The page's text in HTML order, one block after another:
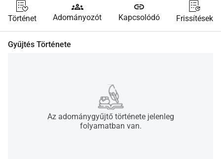
Történet
groups
Adományozót
link
Kapcsolódó Frissítések
Gyűjtés Története
Az adománygyűjtő története jelenleg
folyamatban van.